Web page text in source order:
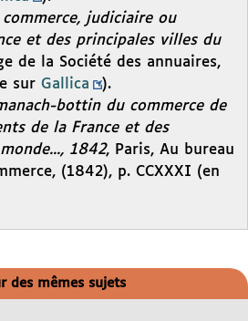
judiciaire ou
et des principales villes du
de la Société des annuaires,
sur Gallica
).
bottin du commerce de
de la France et des
1842, Paris, Au bureau
(1842), p. CCXXXI (en
des mêmes sujets